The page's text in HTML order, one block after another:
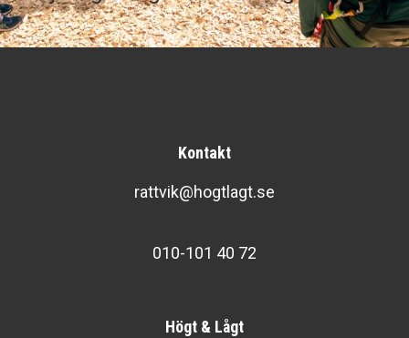
Kontakt
rattvik@hogtlagt.se
010-101 40 72
Högt & Lågt